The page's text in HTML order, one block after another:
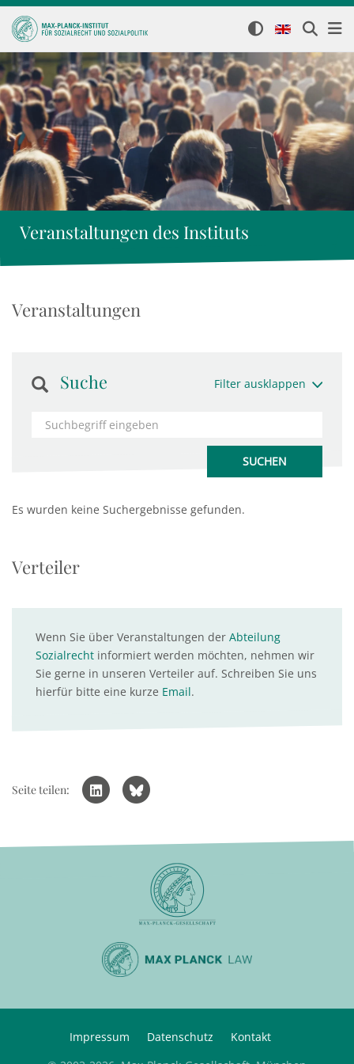
Veranstaltungen des Instituts
Veranstaltungen
Suche Filter ausklappen
Es wurden keine Suchergebnisse gefunden.
Verteiler
Wenn Sie über Veranstaltungen der Abteilung
Sozialrecht informiert werden möchten, nehmen wir
Sie gerne in unseren Verteiler auf. Schreiben Sie uns
hierfür bitte eine kurze Email.
Seite teilen:
Impressum Datenschutz
Kontakt